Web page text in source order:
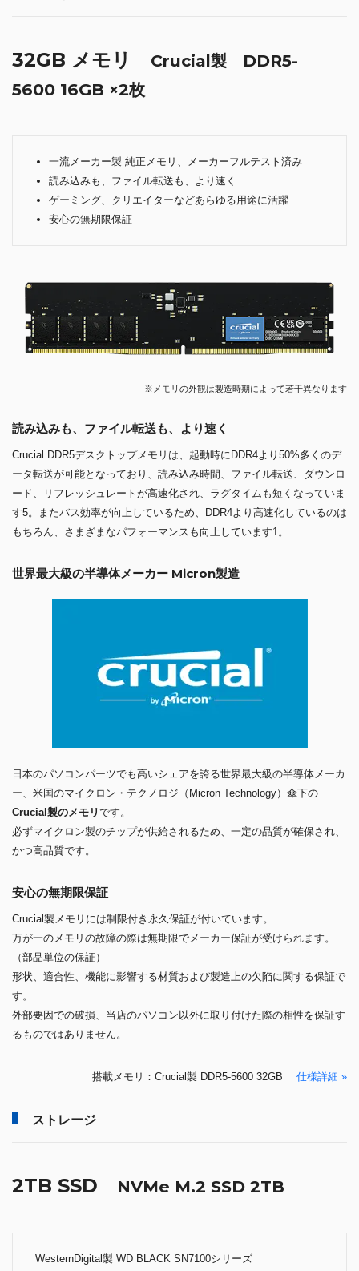
32GB メモリ
Crucial製 DDR5-
5600 16GB ×2枚
一流メーカー製 純正メモリ、メーカーフルテスト済み
読み込みも、ファイル転送も、より速く
ゲーミング、クリエイターなどあらゆる用途に活躍
安心の無期限保証
※メモリの外観は製造時期によって若干異なります
読み込みも、ファイル転送も、より速く
Crucial DDR5デスクトップメモリは、起動時にDDR4より50%多くのデ
ータ転送が可能となっており、読み込み時間、ファイル転送、ダウンロ
ード、リフレッシュレートが高速化され、ラグタイムも短くなっていま
す5。またバス効率が向上しているため、DDR4より高速化しているのは
もちろん、さまざまなパフォーマンスも向上しています1。
世界最大級の半導体メーカー Micron製造
日本のパソコンパーツでも高いシェアを誇る世界最大級の半導体メーカ
ー、米国のマイクロン・テクノロジ（Micron Technology）傘下の
Crucial製のメモリです。
必ずマイクロン製のチップが供給されるため、一定の品質が確保され、
かつ高品質です。
安心の無期限保証
Crucial製メモリには制限付き永久保証が付いています。
万が一のメモリの故障の際は無期限でメーカー保証が受けられます。
（部品単位の保証）
形状、適合性、機能に影響する材質および製造上の欠陥に関する保証で
す。
外部要因での破損、当店のパソコン以外に取り付けた際の相性を保証す
るものではありません。
搭載メモリ：Crucial製 DDR5-5600 32GB 仕様詳細 »
ストレージ
2TB SSD NVMe M.2 SSD 2TB
WesternDigital製 WD BLACK SN7100シリーズ